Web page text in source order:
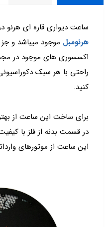
ساعت دیواری قاره ای هرنو
هرنومبل موجود میباشد و
اکسسوری های موجود در
راحتی با هر سبک
کنید.
برای ساخت این ساعت از
در قسمت بدنه از فلز با
این ساعت از موتورهای